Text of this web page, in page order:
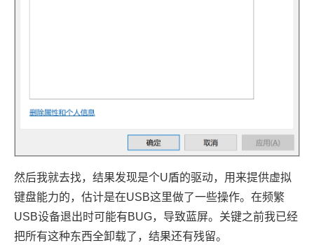
然后我就去找，结果发现是个U盾的驱动，用来提供虚拟
键盘能力的，估计是在USB这里做了一些操作。在频繁
USB设备退出时可能有BUG，导致蓝屏。关键之前我已经
把所有这种东西全卸载了，结果还有残留。